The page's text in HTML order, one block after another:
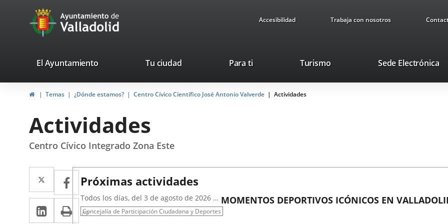
Portal
Web
Ayuntamiento
de
Accesibilidad Trabaja con nosotros
valladolid.es
El Ayuntamiento Tu ciudad Para ti TurismoEste
se
Sede Electrónica
InicioTemas ¿Dónde estamos? Centro Cívico Científico José Antonio Valverde Actividades
Actividades
Centro Cívico Integrado Zona Este
Twitter
Enlace
a
una
Facebook
Enlace
a
una
LinkedIn
EnlaceImprimir
Próximas actividades
MOMENTOS DEPORTIVOS ICÓNICOS EN
Todos los días, del 3 de agosto de 2026 al
31 de agosto de 2026
Concejalía de Participación Ciudadana y Deportes